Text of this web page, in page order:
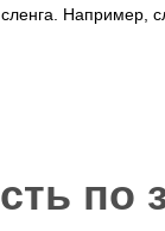
Например,
по